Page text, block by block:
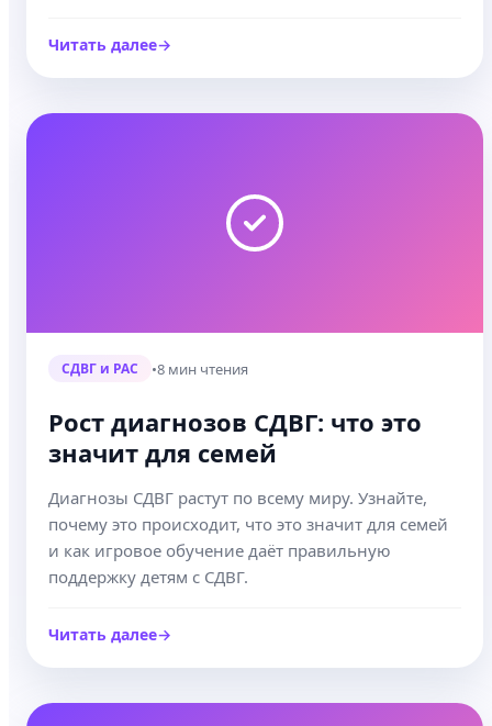
Читать далее
СДВГ и РАС •8 мин чтения
Рост диагнозов СДВГ: что это
значит для семей
Диагнозы СДВГ растут по всему миру. Узнайте,
почему это происходит, что это значит для семей
и как игровое обучение даёт правильную
поддержку детям с СДВГ.
Читать далее